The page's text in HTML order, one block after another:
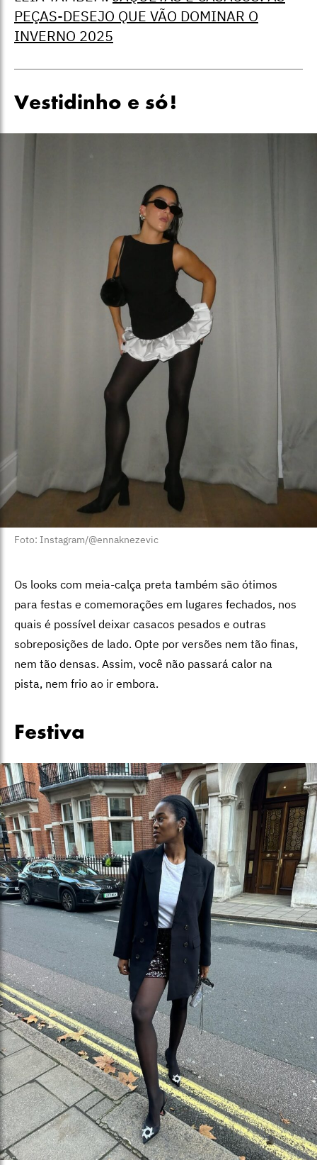
PEÇAS-DESEJO QUE VÃO DOMINAR O
INVERNO 2025
Vestidinho e só!
Foto: Instagram/@ennaknezevic
Os looks com meia-calça preta também são ótimos
para festas e comemorações em lugares fechados, nos
quais é possível deixar casacos pesados e outras
sobreposições de lado. Opte por versões nem tão finas,
nem tão densas. Assim, você não passará calor na
pista, nem frio ao ir embora.
Festiva